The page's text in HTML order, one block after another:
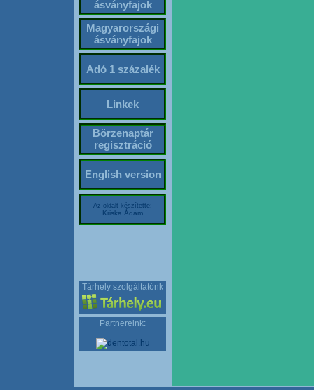
ásványfajok
Magyarországi
ásványfajok
Adó 1 százalék
Linkek
Börzenaptár
regisztráció
English version
Az oldalt készítette:
Kriska Ádám
Tárhely szolgáltatónk
Partnereink: